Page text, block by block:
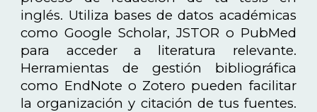
inglés. Utiliza bases de datos académicas
como Google Scholar, JSTOR o PubMed
para acceder a literatura relevante.
Herramientas de gestión bibliográfica
como EndNote o Zotero pueden facilitar
la organización y citación de tus fuentes.